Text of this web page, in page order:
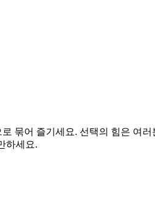
묶어 즐기세요. 선택의 힘은 여
하세요.